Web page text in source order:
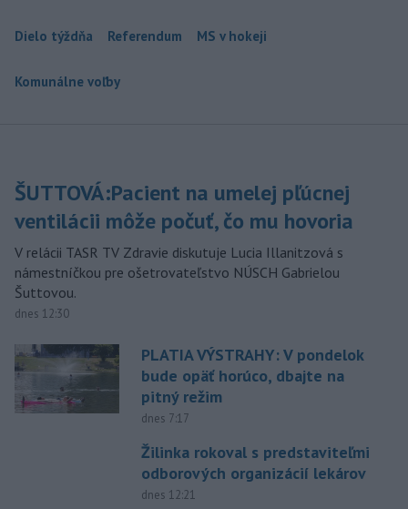
Dielo týždňa Referendum MS v hokeji
Komunálne voľby
ŠUTTOVÁ:Pacient na umelej pľúcnej
ventilácii môže počuť, čo mu hovoria
V relácii TASR TV Zdravie diskutuje Lucia Illanitzová s
námestníčkou pre ošetrovateľstvo NÚSCH Gabrielou
Šuttovou.
dnes 12:30
PLATIA VÝSTRAHY: V pondelok
bude opäť horúco, dbajte na
pitný režim
dnes 7:17
Žilinka rokoval s predstaviteľmi
odborových organizácií lekárov
dnes 12:21